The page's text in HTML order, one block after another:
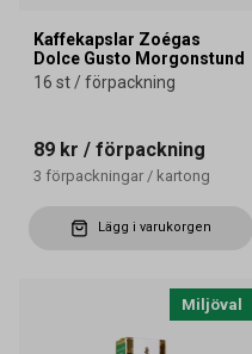
Kaffekapslar Zoégas
Dolce Gusto Morgonstund
16 st / förpackning
89 kr / förpackning
3 förpackningar / kartong
Lägg i varukorgen
Miljöval